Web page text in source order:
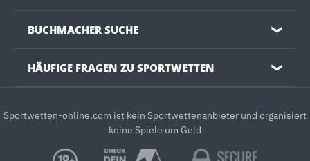
BUCHMACHER SUCHE ❯
HÄUFIGE FRAGEN ZU SPORTWETTEN ❯
Sportwetten-online.com ist kein Sportwettenanbieter und organisiert
keine Spiele um Geld